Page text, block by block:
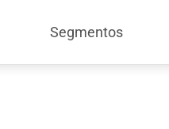
Segmentos